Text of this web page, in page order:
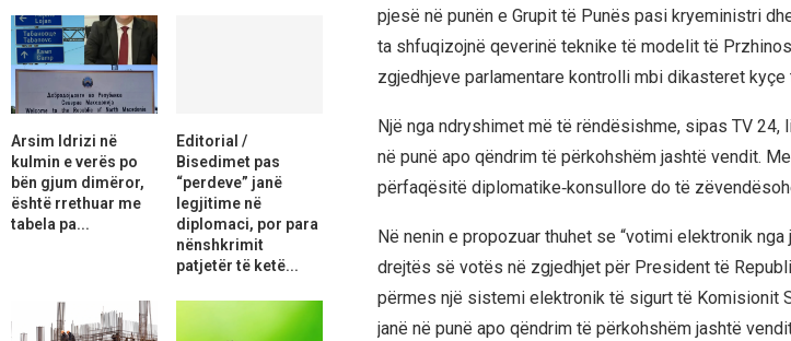
pjesë në punën e Grupit të Punës pasi kryeministri
ta shfuqizojnë qeverinë teknike të modelit të
zgjedhjeve parlamentare kontrolli mbi dikasteret kyçe
Një nga ndryshimet më të rëndësishme, sipas TV
në punë apo qëndrim të përkohshëm jashtë vendit.
përfaqësitë diplomatike‑konsullore do të
Në nenin e propozuar thuhet se “votimi elektronik
drejtës së votës në zgjedhjet për President të
përmes një sistemi elektronik të sigurt të Komisionit
janë në punë apo qëndrim të përkohshëm jashtë
Arsim Idrizi në
kulmin e verës po
bën gjum dimëror,
është rrethuar me
tabela pa...
Editorial /
Bisedimet pas
“perdeve” janë
legjitime në
diplomaci, por para
nënshkrimit
patjetër të ketë...